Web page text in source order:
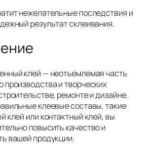
нежелательные последствия и
результат склеивания.
клей — неотъемлемая часть
производства и творческих
ремонте и дизайне.
клеевые составы, такие
клей или контактный клей, вы
повысить качество и
вашей продукции.